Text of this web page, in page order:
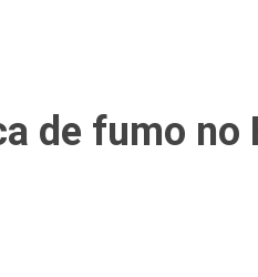
de fumo no